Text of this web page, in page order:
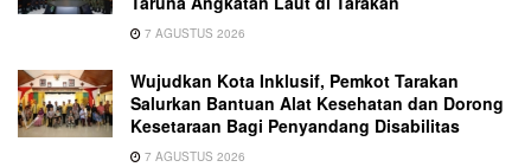
7 AGUSTUS 2026
Wujudkan Kota Inklusif, Pemkot Tarakan
Salurkan Bantuan Alat Kesehatan dan Dorong
Kesetaraan Bagi Penyandang Disabilitas
7 AGUSTUS 2026